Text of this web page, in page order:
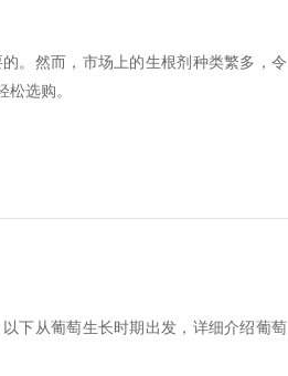
。然而，市场上的生根剂种类繁多，令
选购。
下从葡萄生长时期出发，详细介绍葡萄